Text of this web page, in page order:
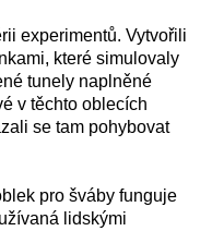
experimentů. Vytvořili
které simulovaly
tunely naplněné
v těchto oblecích
se tam pohybovat
pro šváby funguje
lidskými